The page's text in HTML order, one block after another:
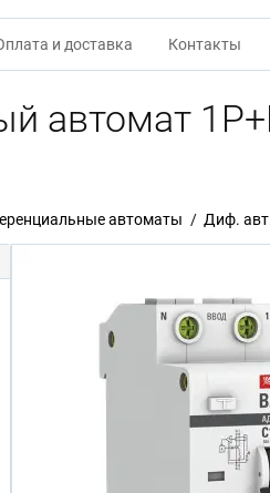
и доставка Контакты
автомат
автоматы Диф.